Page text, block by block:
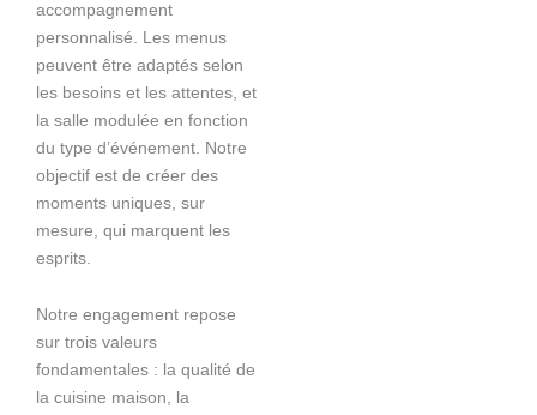
accompagnement
personnalisé. Les menus
peuvent être adaptés selon
les besoins et les attentes, et
la salle modulée en fonction
du type d’événement. Notre
objectif est de créer des
moments uniques, sur
mesure, qui marquent les
esprits.
Notre engagement repose
sur trois valeurs
fondamentales : la qualité de
la cuisine maison, la